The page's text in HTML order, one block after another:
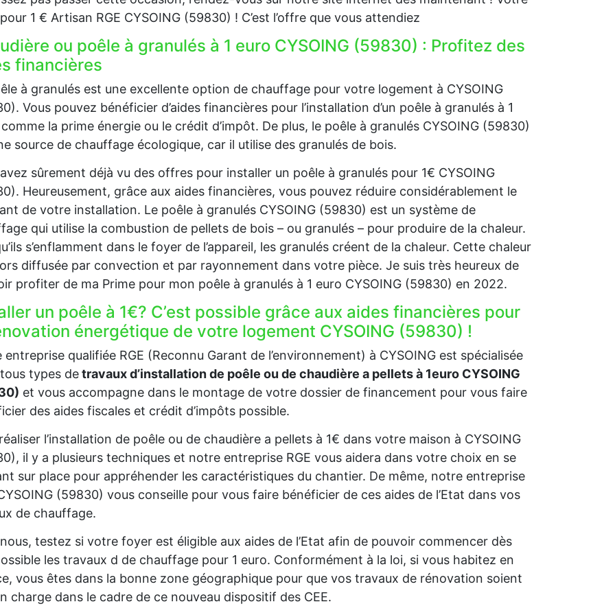
1 € Artisan RGE CYSOING (59830) ! C’est l’offre que vous attendiez
ou poêle à granulés à 1 euro CYSOING (59830) : Profitez des
financières
à granulés est une excellente option de chauffage pour votre logement à CYSOING
Vous pouvez bénéficier d’aides financières pour l’installation d’un poêle à granulés à 1
la prime énergie ou le crédit d’impôt. De plus, le poêle à granulés CYSOING (59830)
source de chauffage écologique, car il utilise des granulés de bois.
sûrement déjà vu des offres pour installer un poêle à granulés pour 1€ CYSOING
Heureusement, grâce aux aides financières, vous pouvez réduire considérablement le
de votre installation. Le poêle à granulés CYSOING (59830) est un système de
qui utilise la combustion de pellets de bois – ou granulés – pour produire de la chaleur.
s’enflamment dans le foyer de l’appareil, les granulés créent de la chaleur. Cette chaleur
diffusée par convection et par rayonnement dans votre pièce. Je suis très heureux de
profiter de ma Prime pour mon poêle à granulés à 1 euro CYSOING (59830) en 2022.
un poêle à 1€? C’est possible grâce aux aides financières pour
énergétique de votre logement CYSOING (59830) !
entreprise qualifiée RGE (Reconnu Garant de l’environnement) à CYSOING est spécialisée
types detravaux d’installation de poêle ou de chaudière a pellets à 1euro CYSOING
et vous accompagne dans le montage de votre dossier de financement pour vous faire
des aides fiscales et crédit d’impôts possible.
l’installation de poêle ou de chaudière a pellets à 1€ dans votre maison à CYSOING
il y a plusieurs techniques et notre entreprise RGE vous aidera dans votre choix en se
sur place pour appréhender les caractéristiques du chantier. De même, notre entreprise
(59830) vous conseille pour vous faire bénéficier de ces aides de l’Etat dans vos
de chauffage.
testez si votre foyer est éligible aux aides de l’Etat afin de pouvoir commencer dès
les travaux d de chauffage pour 1 euro. Conformément à la loi, si vous habitez en
vous êtes dans la bonne zone géographique pour que vos travaux de rénovation soient
charge dans le cadre de ce nouveau dispositif des CEE.